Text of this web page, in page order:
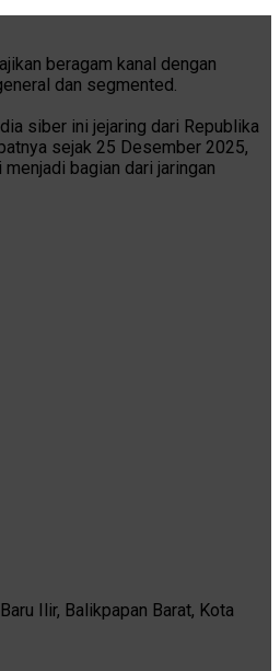
beragam kanal dengan
dan segmented.
siber ini jejaring dari Republika
sejak 25 Desember 2025,
bagian dari jaringan
Ilir, Balikpapan Barat, Kota